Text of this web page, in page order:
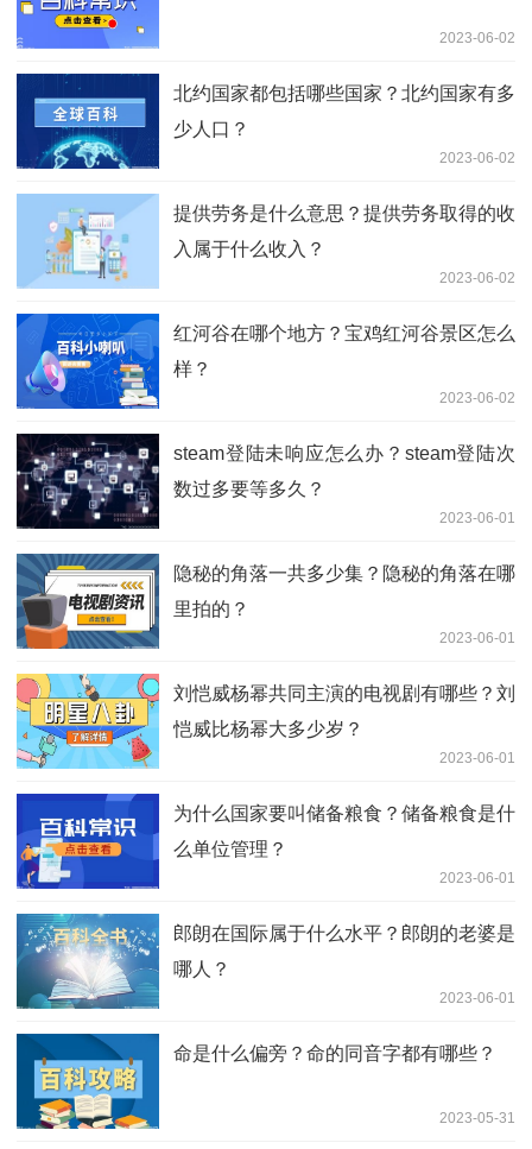
2023-06-02
北约国家都包括哪些国家？北约国家有多
少人口？
2023-06-02
提供劳务是什么意思？提供劳务取得的收
入属于什么收入？
2023-06-02
红河谷在哪个地方？宝鸡红河谷景区怎么
样？
2023-06-02
steam登陆未响应怎么办？steam登陆次
数过多要等多久？
2023-06-01
隐秘的角落一共多少集？隐秘的角落在哪
里拍的？
2023-06-01
刘恺威杨幂共同主演的电视剧有哪些？刘
恺威比杨幂大多少岁？
2023-06-01
为什么国家要叫储备粮食？储备粮食是什
么单位管理？
2023-06-01
郎朗在国际属于什么水平？郎朗的老婆是
哪人？
2023-06-01
命是什么偏旁？命的同音字都有哪些？
2023-05-31